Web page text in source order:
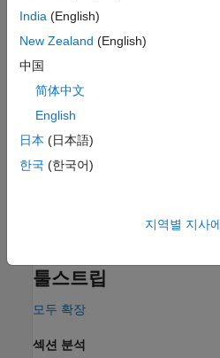
입력하십시오.
예제
모두 확장
함수 발생기를 사용하
Acquire Signals from an
툴스트립
모두 확장
섹션 분석
India (English)
New Zealand (English)
中国
简体中文
English
日本 (日本語)
한국 (한국어)
지역별 지사